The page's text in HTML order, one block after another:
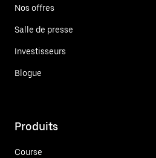
Nos offres
Salle de presse
Investisseurs
Blogue
Produits
Course